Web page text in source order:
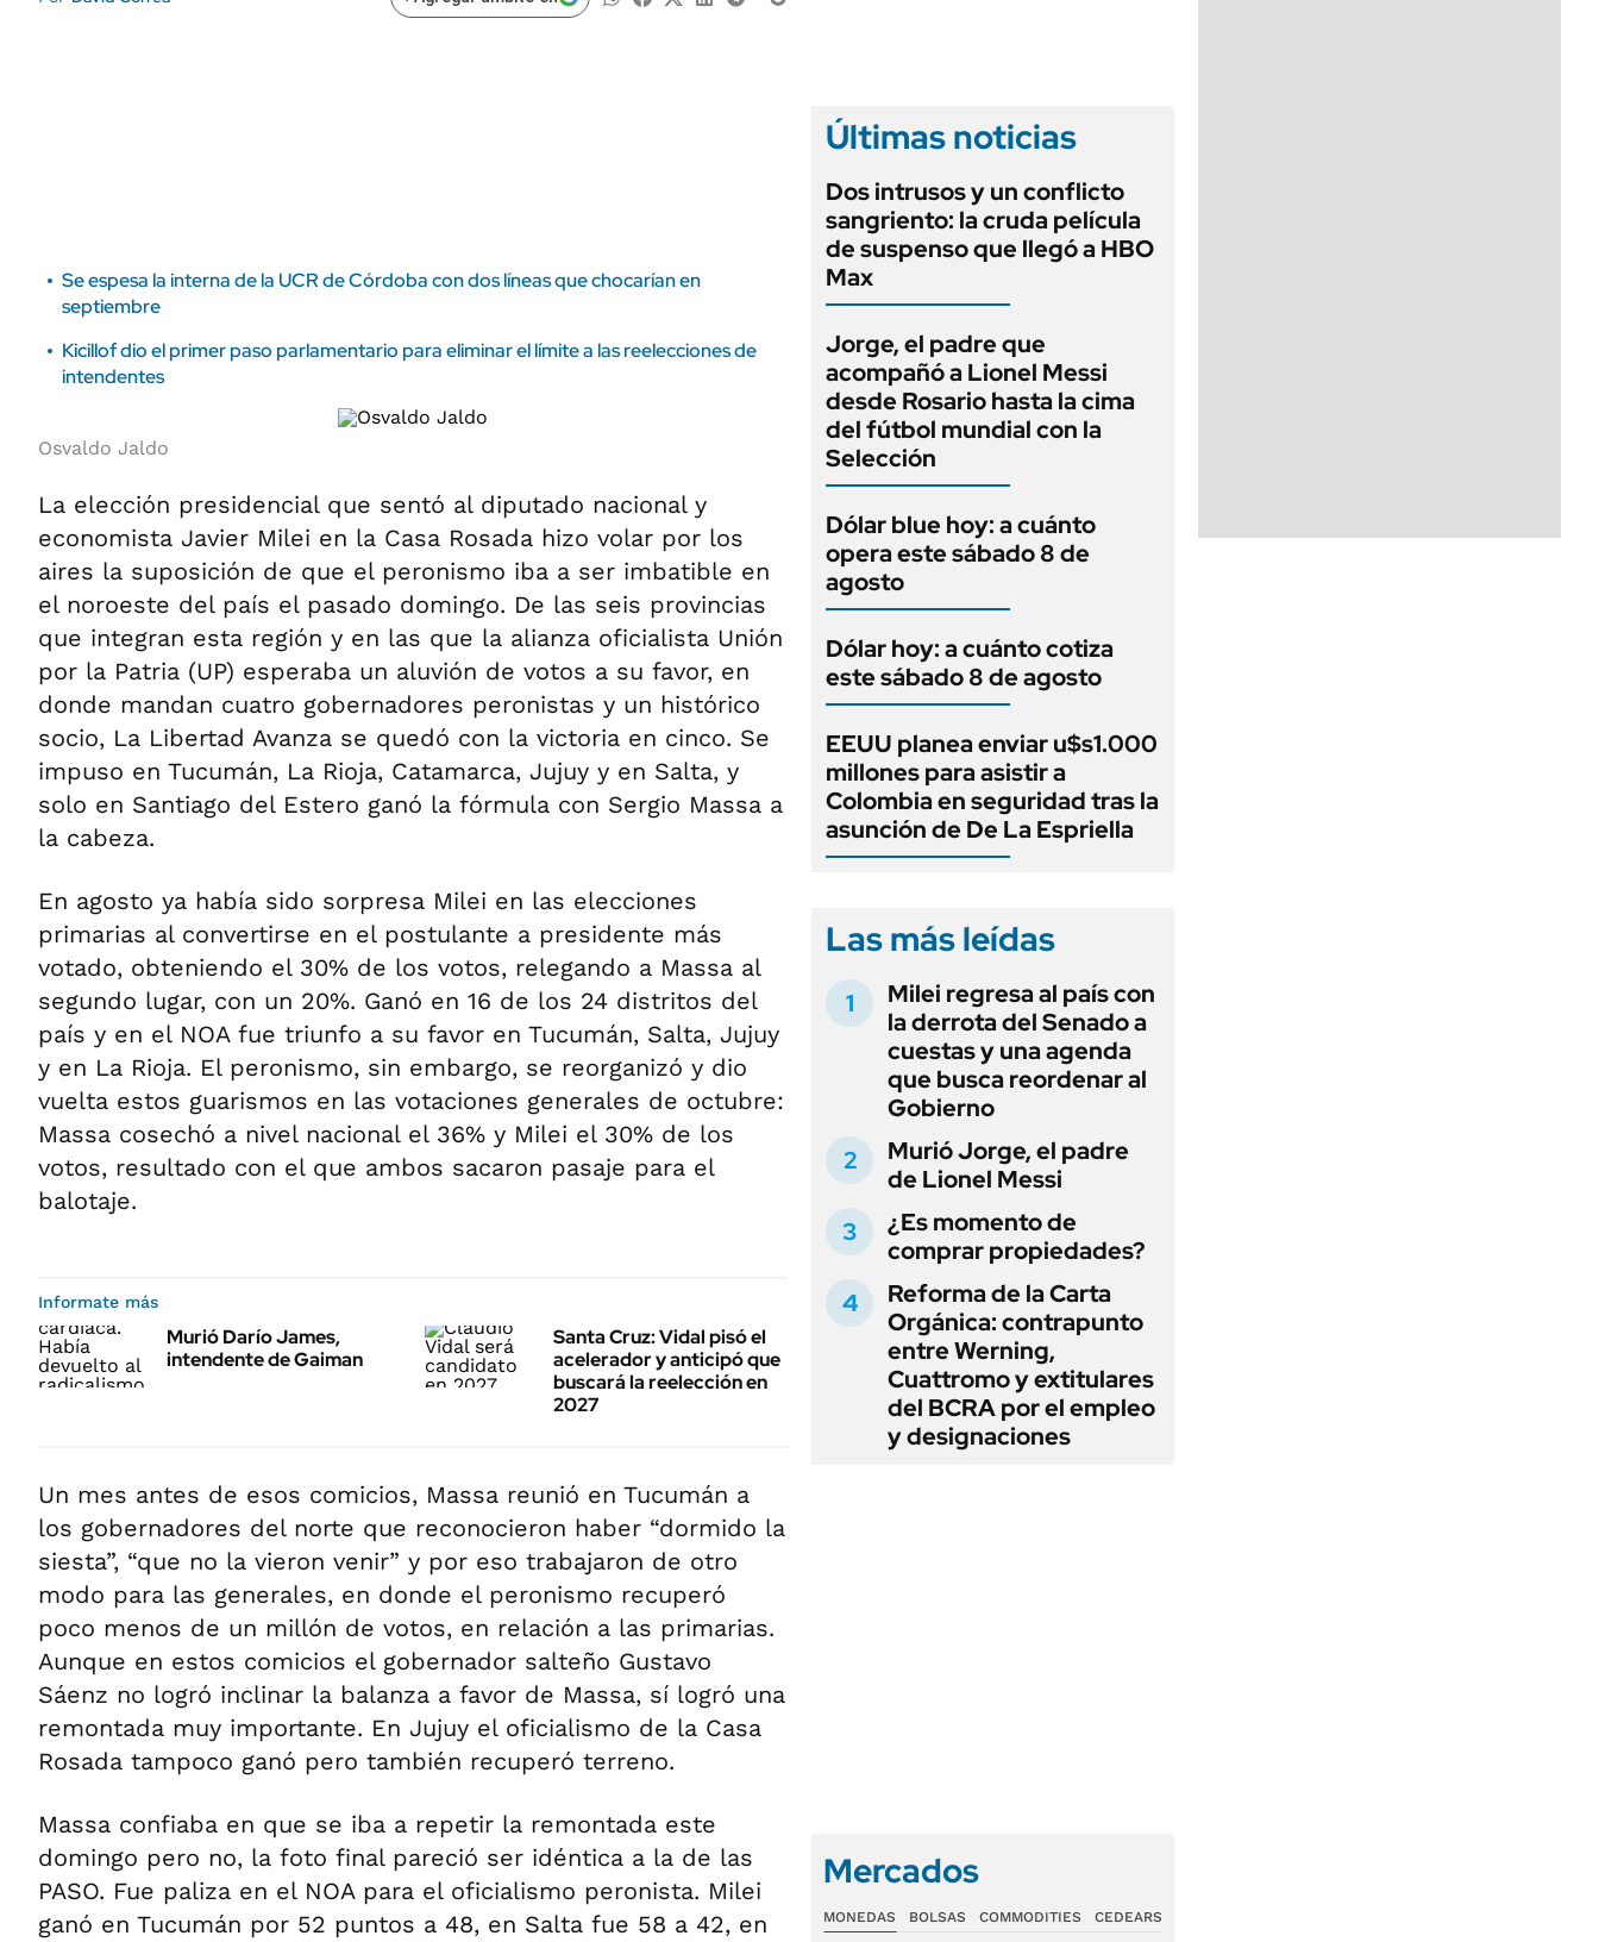
ÁMBITO DEBATE
Se espesa la interna de la UCR de Córdoba con dos líneas que chocarían en
septiembre
Kicillof dio el primer paso parlamentario para eliminar el límite a las reelecciones de
intendentes
Osvaldo Jaldo
La elección presidencial que sentó al diputado nacional y
economista Javier Milei en la Casa Rosada hizo volar por los
aires la suposición de que el peronismo iba a ser imbatible en
el noroeste del país el pasado domingo. De las seis provincias
que integran esta región y en las que la alianza oficialista Unión
por la Patria (UP) esperaba un aluvión de votos a su favor, en
donde mandan cuatro gobernadores peronistas y un histórico
socio, La Libertad Avanza se quedó con la victoria en cinco. Se
impuso en Tucumán, La Rioja, Catamarca, Jujuy y en Salta, y
solo en Santiago del Estero ganó la fórmula con Sergio Massa a
la cabeza.
En agosto ya había sido sorpresa Milei en las elecciones
primarias al convertirse en el postulante a presidente más
votado, obteniendo el 30% de los votos, relegando a Massa al
segundo lugar, con un 20%. Ganó en 16 de los 24 distritos del
país y en el NOA fue triunfo a su favor en Tucumán, Salta, Jujuy
y en La Rioja. El peronismo, sin embargo, se reorganizó y dio
vuelta estos guarismos en las votaciones generales de octubre:
Massa cosechó a nivel nacional el 36% y Milei el 30% de los
votos, resultado con el que ambos sacaron pasaje para el
balotaje.
Informate más
Murió Darío James,
intendente de Gaiman
Santa Cruz: Vidal pisó el
acelerador y anticipó que
buscará la reelección en
2027
Un mes antes de esos comicios, Massa reunió en Tucumán a
los gobernadores del norte que reconocieron haber “dormido la
siesta”, “que no la vieron venir” y por eso trabajaron de otro
modo para las generales, en donde el peronismo recuperó
poco menos de un millón de votos, en relación a las primarias.
Aunque en estos comicios el gobernador salteño Gustavo
Sáenz no logró inclinar la balanza a favor de Massa, sí logró una
remontada muy importante. En Jujuy el oficialismo de la Casa
Rosada tampoco ganó pero también recuperó terreno.
Massa confiaba en que se iba a repetir la remontada este
domingo pero no, la foto final pareció ser idéntica a la de las
PASO. Fue paliza en el NOA para el oficialismo peronista. Milei
ganó en Tucumán por 52 puntos a 48, en Salta fue 58 a 42, en
Últimas noticias
Dos intrusos y un conflicto
sangriento: la cruda película
de suspenso que llegó a HBO
Max
Jorge, el padre que
acompañó a Lionel Messi
desde Rosario hasta la cima
del fútbol mundial con la
Selección
Dólar blue hoy: a cuánto
opera este sábado 8 de
agosto
Dólar hoy: a cuánto cotiza
este sábado 8 de agosto
EEUU planea enviar u$s1.000
millones para asistir a
Colombia en seguridad tras la
asunción de De La Espriella
Las más leídas
Milei regresa al país con
la derrota del Senado a
cuestas y una agenda
que busca reordenar al
Gobierno
Murió Jorge, el padre
de Lionel Messi
¿Es momento de
comprar propiedades?
Reforma de la Carta
Orgánica: contrapunto
entre Werning,
Cuattromo y extitulares
del BCRA por el empleo
y designaciones
Mercados
MONEDAS BOLSAS COMMODITIES CEDEARS